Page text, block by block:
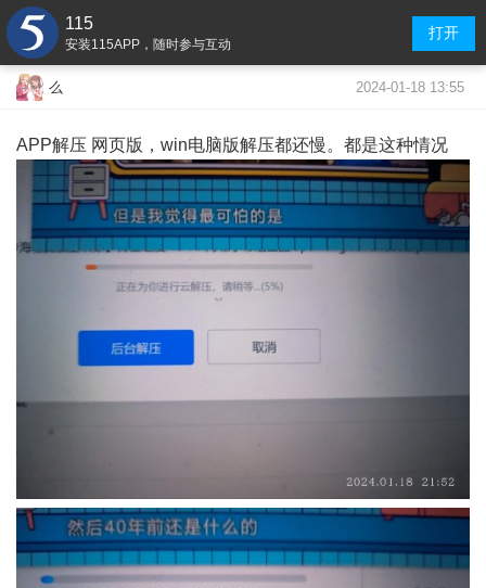
115
安装115APP，随时参与互动
打开
么 2024-01-18 13:55
APP解压 网页版，win电脑版解压都还慢。都是这种情况